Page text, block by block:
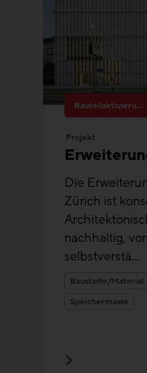
Bauteilaktivierung
Projekt
Die
Zürich ist
nachhaltig,
selbstverstä...
Baustoffe/Material
Speichermasse